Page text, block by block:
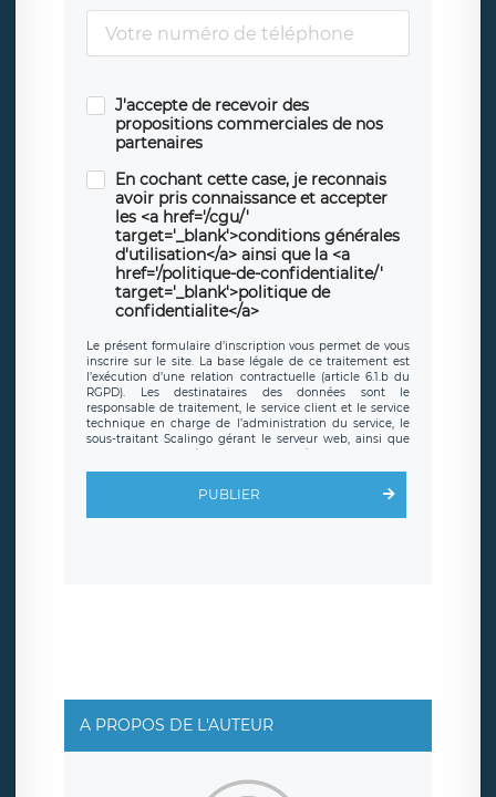
J'accepte de recevoir des
propositions commerciales de nos
partenaires
En cochant cette case, je reconnais
avoir pris connaissance et accepter
les <a href='/cgu/'
target='_blank'>conditions générales
d'utilisation</a> ainsi que la <a
href='/politique-de-confidentialite/'
target='_blank'>politique de
confidentialite</a>
Le présent formulaire d’inscription vous permet de vous
inscrire sur le site. La base légale de ce traitement est
l’exécution d’une relation contractuelle (article 6.1.b du
RGPD). Les destinataires des données sont le
responsable de traitement, le service client et le service
technique en charge de l’administration du service, le
sous-traitant Scalingo gérant le serveur web, ainsi que
d’inscription est hébergé sur un serveur hébergé par
clauses de
protection conformes au RGPD
. Les données collectées
sont conservées jusqu’à ce que l’Internaute en sollicite la
rue Léopold Sédar Senghor, joignable à l’adresse mail :
responsabledetraitement@legavox.fr. Vous avez
également le droit d’introduire une réclamation auprès
d’une autorité de contrôle.
PUBLIER
A PROPOS DE L'AUTEUR